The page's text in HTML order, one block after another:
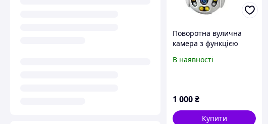
Поворотна вулична
камера з функцією
інфрачервоною та LED-
В наявності
1 000₴
Купити